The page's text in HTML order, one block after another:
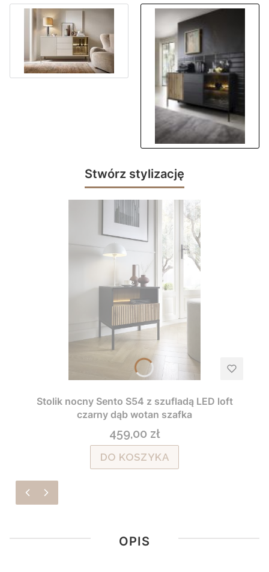
Stwórz stylizację
Stolik nocny Sento S54 z szufladą LED loft
czarny dąb wotan szafka
Cena
459,00 zł
DO KOSZYKA
OPIS